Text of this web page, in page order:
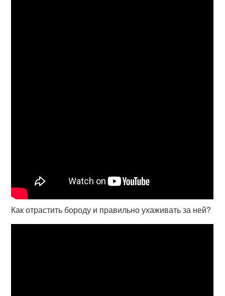
Как отрастить бороду и правильно ухаживать за ней?